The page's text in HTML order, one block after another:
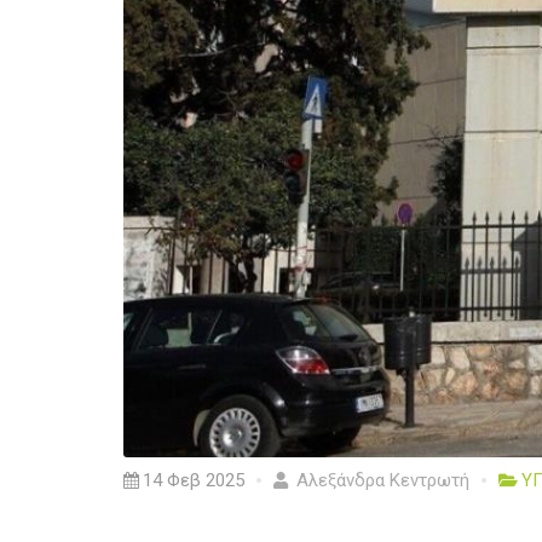
14 Φεβ 2025 Αλεξάνδρα Κεντρωτή